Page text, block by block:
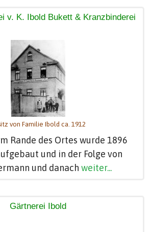
v. K. Ibold Bukett & Kranzbinderei
von Familie Ibold ca. 1912
Rande des Ortes wurde 1896
und in der Folge von
und danach weiter...
Gärtnerei Ibold